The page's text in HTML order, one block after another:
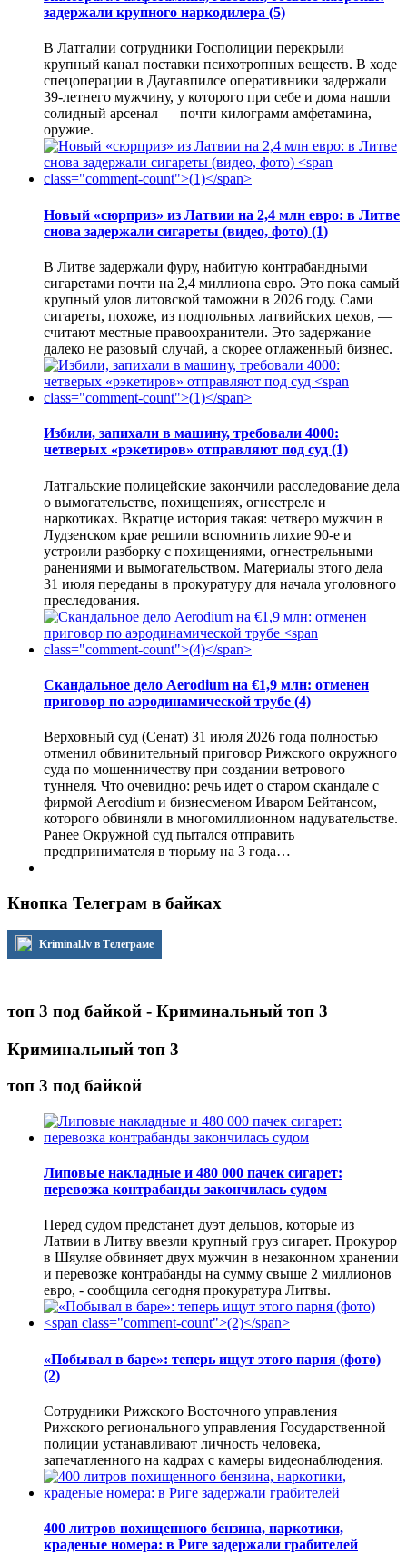
задержали крупного наркодилера (5)
В Латгалии сотрудники Госполиции перекрыли
крупный канал поставки психотропных веществ. В ходе
спецоперации в Даугавпилсе оперативники задержали
39-летнего мужчину, у которого при себе и дома нашли
солидный арсенал — почти килограмм амфетамина,
оружие.
Новый «сюрприз» из Латвии на 2,4 млн евро: в Литве
снова задержали сигареты (видео, фото) (1)
В Литве задержали фуру, набитую контрабандными
сигаретами почти на 2,4 миллиона евро. Это пока самый
крупный улов литовской таможни в 2026 году. Сами
сигареты, похоже, из подпольных латвийских цехов, —
считают местные правоохранители. Это задержание —
далеко не разовый случай, а скорее отлаженный бизнес.
Избили, запихали в машину, требовали 4000:
четверых «рэкетиров» отправляют под суд (1)
Латгальские полицейские закончили расследование дела
о вымогательстве, похищениях, огнестреле и
наркотиках. Вкратце история такая: четверо мужчин в
Лудзенском крае решили вспомнить лихие 90-е и
устроили разборку с похищениями, огнестрельными
ранениями и вымогательством. Материалы этого дела
31 июля переданы в прокуратуру для начала уголовного
преследования.
Скандальное дело Aerodium на €1,9 млн: отменен
приговор по аэродинамической трубе (4)
Верховный суд (Сенат) 31 июля 2026 года полностью
отменил обвинительный приговор Рижского окружного
суда по мошенничеству при создании ветрового
туннеля. Что очевидно: речь идет о старом скандале с
фирмой Aerodium и бизнесменом Иваром Бейтансом,
которого обвиняли в многомиллионном надувательстве.
Ранее Окружной суд пытался отправить
предпринимателя в тюрьму на 3 года…
Кнопка Телеграм в байках
Kriminal.lv в Телеграме
топ 3 под байкой - Криминальный топ 3
Криминальный топ 3
топ 3 под байкой
Липовые накладные и 480 000 пачек сигарет:
перевозка контрабанды закончилась судом
Перед судом предстанет дуэт дельцов, которые из
Латвии в Литву ввезли крупный груз сигарет. Прокурор
в Шяуляе обвиняет двух мужчин в незаконном хранении
и перевозке контрабанды на сумму свыше 2 миллионов
евро, - сообщила сегодня прокуратура Литвы.
«Побывал в баре»: теперь ищут этого парня (фото)
(2)
Сотрудники Рижского Восточного управления
Рижского регионального управления Государственной
полиции устанавливают личность человека,
запечатленного на кадрах с камеры видеонаблюдения.
400 литров похищенного бензина, наркотики,
краденые номера: в Риге задержали грабителей